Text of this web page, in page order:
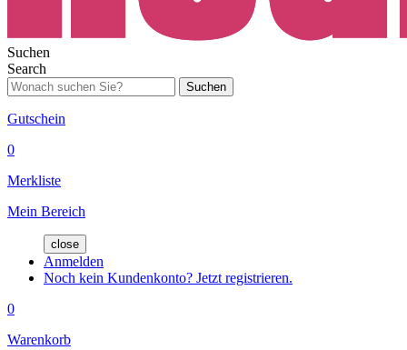
Suchen
Search
Suchen
Gutschein
0
Merkliste
Mein Bereich
close
Anmelden
Noch kein Kundenkonto? Jetzt registrieren.
0
Warenkorb